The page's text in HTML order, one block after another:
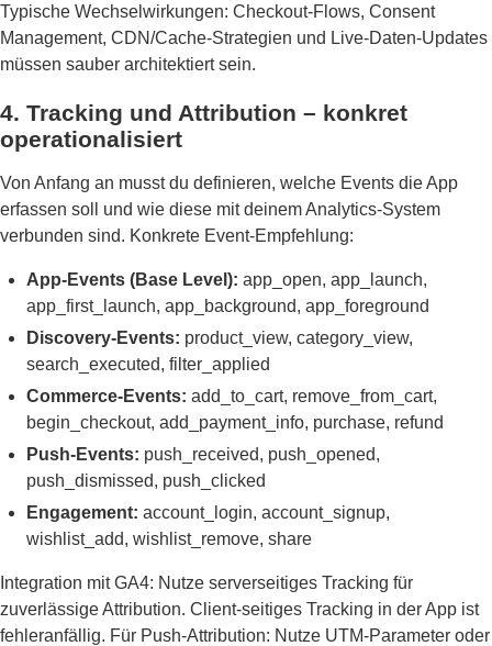
Typische Wechselwirkungen: Checkout-Flows, Consent
Management, CDN/Cache-Strategien und Live-Daten-Updates
müssen sauber architektiert sein.
4. Tracking und Attribution – konkret
operationalisiert
Von Anfang an musst du definieren, welche Events die App
erfassen soll und wie diese mit deinem Analytics-System
verbunden sind. Konkrete Event-Empfehlung:
App-Events (Base Level): app_open, app_launch,
app_first_launch, app_background, app_foreground
Discovery-Events: product_view, category_view,
search_executed, filter_applied
Commerce-Events: add_to_cart, remove_from_cart,
begin_checkout, add_payment_info, purchase, refund
Push-Events: push_received, push_opened,
push_dismissed, push_clicked
Engagement: account_login, account_signup,
wishlist_add, wishlist_remove, share
Integration mit GA4: Nutze serverseitiges Tracking für
zuverlässige Attribution. Client-seitiges Tracking in der App ist
fehleranfällig. Für Push-Attribution: Nutze UTM-Parameter oder